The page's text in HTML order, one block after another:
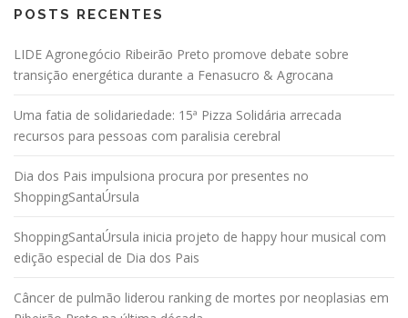
POSTS RECENTES
LIDE Agronegócio Ribeirão Preto promove debate sobre
transição energética durante a Fenasucro & Agrocana
Uma fatia de solidariedade: 15ª Pizza Solidária arrecada
recursos para pessoas com paralisia cerebral
Dia dos Pais impulsiona procura por presentes no
ShoppingSantaÚrsula
ShoppingSantaÚrsula inicia projeto de happy hour musical com
edição especial de Dia dos Pais
Câncer de pulmão liderou ranking de mortes por neoplasias em